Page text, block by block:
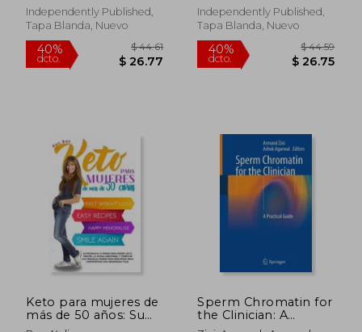
40% $ 280.86 45%
Recipes for a
Sustainable, Healthy
Guide to (en Inglés)
Independently Published,
Tapa Blanda, Nuevo
Treatment (en Inglés)
Independently Published,
Tapa Blanda, Nuevo
Keto para mujeres de
más de 50 años: Su
Programa a Medida
Sperm Chromatin for
the Clinician: A
Practical Guide (en